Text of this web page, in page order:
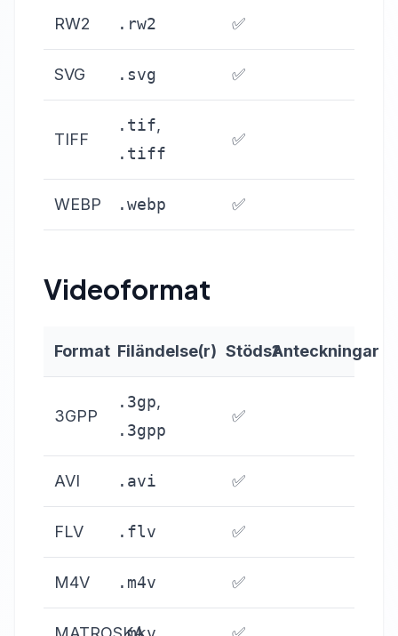
RW2 .rw2 ✅
SVG .svg ✅
TIFF
.tif,
.tiff
✅
WEBP .webp ✅
Videoformat
Format Filändelse(r) Stöds?Anteckningar
3GPP
.3gp,
.3gpp
✅
AVI .avi ✅
FLV .flv ✅
M4V .m4v ✅